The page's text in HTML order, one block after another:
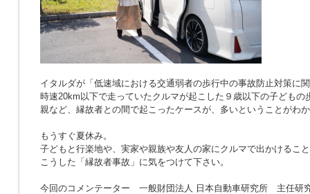
イタルダが「低速域における交通弱者の歩行中の事故防止対策に
時速20km以下で走っていたクルマが起こした９歳以下の子どもの
親など、縁故者との間で起こったケースが、多いということがわ
もうすぐ夏休み。
子どもと行楽地や、実家や親族や友人の家にクルマで出かけるこ
こうした「縁故者事故」に気をつけて下さい。
今回のコメンテーター 一般財団法人 日本自動車研究所 主任研